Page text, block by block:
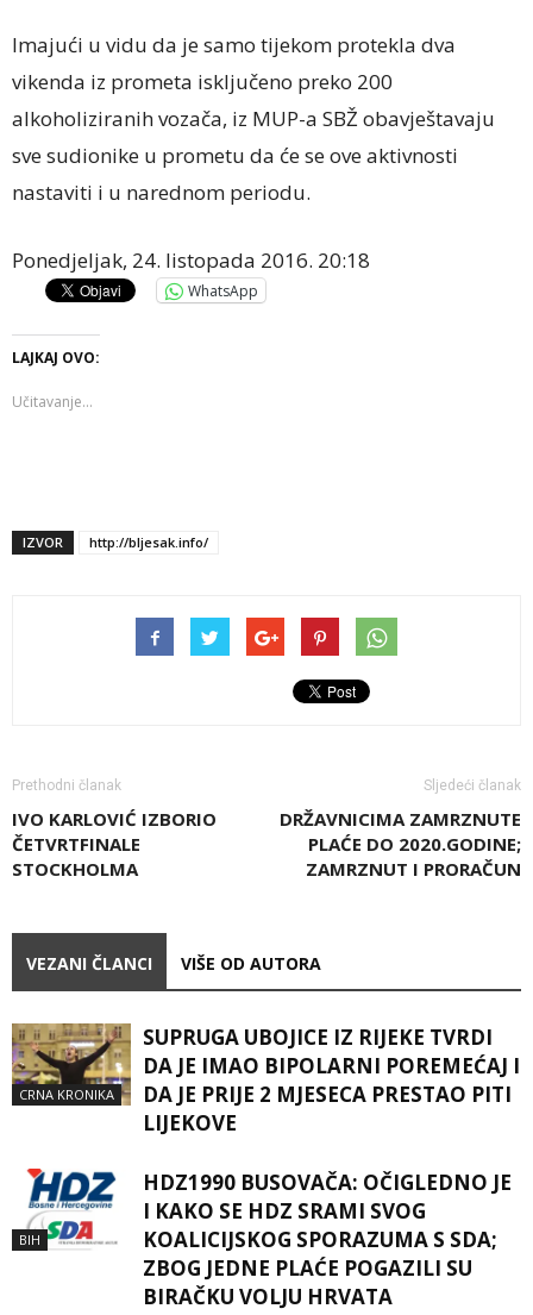
Imajući u vidu da je samo tijekom protekla dva
vikenda iz prometa isključeno preko 200
alkoholiziranih vozača, iz MUP-a SBŽ obavještavaju
sve sudionike u prometu da će se ove aktivnosti
nastaviti i u narednom periodu.
Ponedjeljak, 24. listopada 2016. 20:18
WhatsApp
LAJKAJ OVO:
Učitavanje...
IZVOR http://bljesak.info/
Prethodni članak
IVO KARLOVIĆ IZBORIO
ČETVRTFINALE
STOCKHOLMA
Sljedeći članak
DRŽAVNICIMA ZAMRZNUTE
PLAĆE DO 2020.GODINE;
ZAMRZNUT I PRORAČUN
VEZANI ČLANCI VIŠE OD AUTORA
CRNA KRONIKA
SUPRUGA UBOJICE IZ RIJEKE TVRDI
DA JE IMAO BIPOLARNI POREMEĆAJ I
DA JE PRIJE 2 MJESECA PRESTAO PITI
LIJEKOVE
BIH
HDZ1990 BUSOVAČA: OČIGLEDNO JE
I KAKO SE HDZ SRAMI SVOG
KOALICIJSKOG SPORAZUMA S SDA;
ZBOG JEDNE PLAĆE POGAZILI SU
BIRAČKU VOLJU HRVATA